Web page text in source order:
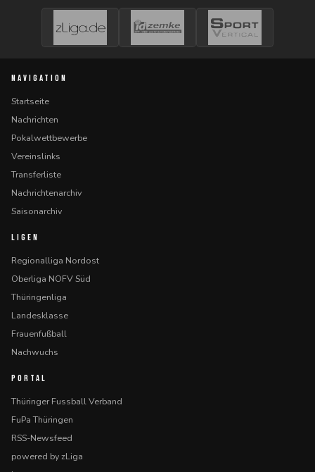
NAVIGATION
Startseite
Nachrichten
Pokalwettbewerbe
Vereinslinks
Transferliste
Nachrichtenarchiv
Saisonarchiv
LIGEN
Regionalliga Nordost
Oberliga NOFV Süd
Thüringenliga
Landesklasse
Frauenfußball
Nachwuchs
PORTAL
Thüringer Fussball Verband
FuPa Thüringen
RSS-Newsfeed
powered by zLiga